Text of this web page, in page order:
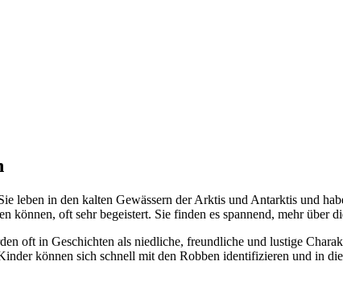
leben in den kalten Gewässern der Arktis und Antarktis und
oft sehr begeistert. Sie finden es spannend, mehr über
oft in Geschichten als niedliche, freundliche und lustige
können sich schnell mit den Robben identifizieren und in